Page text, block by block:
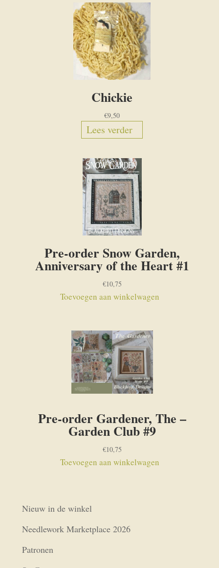
Chickie
€9,50
Lees verder
Pre-order Snow Garden,
Anniversary of the Heart #1
€10,75
Toevoegen aan winkelwagen
Pre-order Gardener, The –
Garden Club #9
€10,75
Toevoegen aan winkelwagen
Nieuw in de winkel
Needlework Marketplace 2026
Patronen